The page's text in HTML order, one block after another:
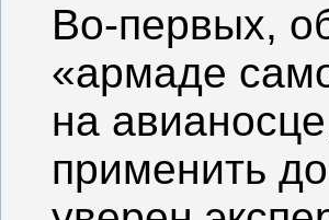
Во-первых,
«армаде
на
применить